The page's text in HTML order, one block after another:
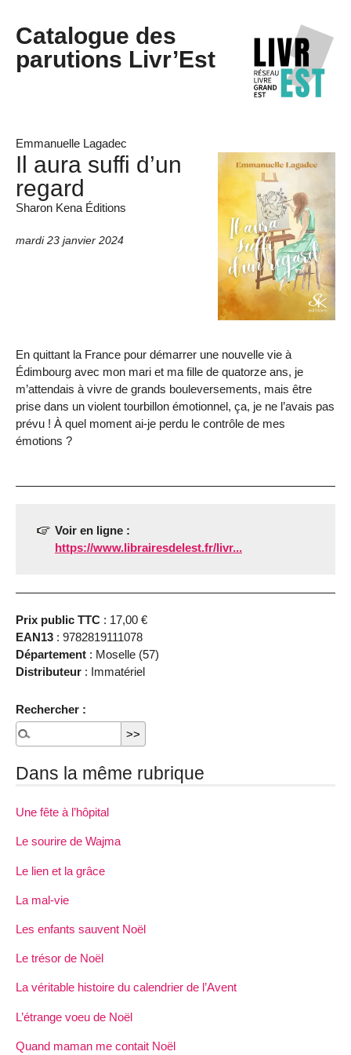
Catalogue des
parutions Livr’Est
Emmanuelle Lagadec
Il aura suffi d’un
regard
Sharon Kena Éditions
mardi 23 janvier 2024
En quittant la France pour démarrer une nouvelle vie à
Édimbourg avec mon mari et ma fille de quatorze ans, je
m’attendais à vivre de grands bouleversements, mais être
prise dans un violent tourbillon émotionnel, ça, je ne l’avais pas
prévu ! À quel moment ai-je perdu le contrôle de mes
émotions ?
Voir en ligne :
https://www.librairesdelest.fr/livr...
Prix public TTC : 17,00 €
EAN13 : 9782819111078
Département : Moselle (57)
Distributeur : Immatériel
Rechercher :
Dans la même rubrique
Une fête à l’hôpital
Le sourire de Wajma
Le lien et la grâce
La mal-vie
Les enfants sauvent Noël
Le trésor de Noël
La véritable histoire du calendrier de l’Avent
L’étrange voeu de Noël
Quand maman me contait Noël